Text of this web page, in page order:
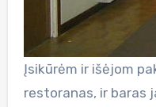
Įsikūrėm ir išėjom
restoranas, ir baras